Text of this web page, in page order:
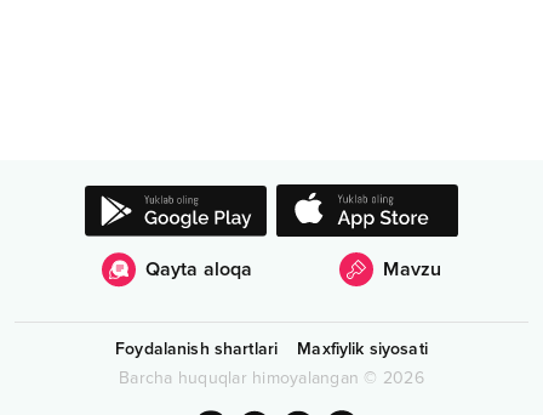
Qayta aloqa Mavzu
Foydalanish shartlari
Maxfiylik siyosati
Barcha huquqlar himoyalangan © 2026